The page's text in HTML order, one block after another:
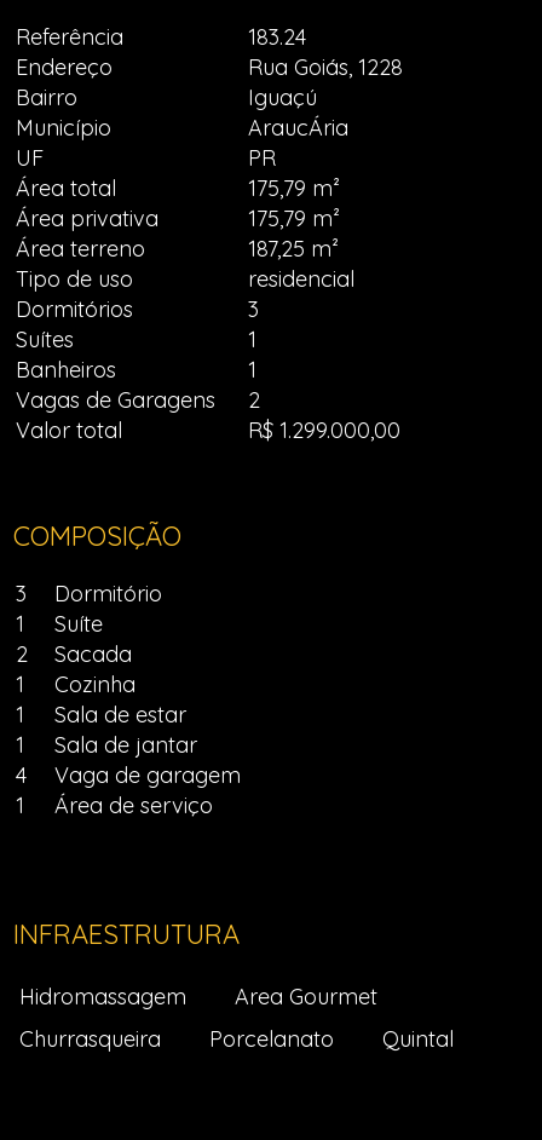
Referência
183.24
Endereço
Rua Goiás, 1228
Bairro
Iguaçú
Município
AraucÁria
UF
PR
Área total
175,79 m²
Área privativa
175,79 m²
Área terreno
187,25 m²
Tipo de uso
residencial
Dormitórios
3
Suítes
1
Banheiros
1
Vagas de Garagens
2
Valor total
R$ 1.299.000,00
COMPOSIÇÃO
3
Dormitório
1
Suíte
2
Sacada
1
Cozinha
1
Sala de estar
1
Sala de jantar
4
Vaga de garagem
1
Área de serviço
INFRAESTRUTURA
Hidromassagem
Area Gourmet
Churrasqueira
Porcelanato Quintal